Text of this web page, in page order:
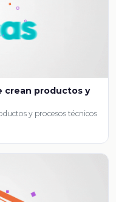
crean productos y
y procesos técnicos